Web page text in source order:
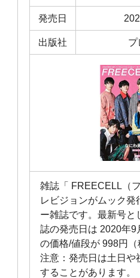
発売日
出版社 プ
雑誌「 FREECELL（
レビジョンがムック発
ー雑誌です。最新号と
誌の発売日は 2020年
の価格/値段が 998円（
注意：発売日は土日や
することがあります。